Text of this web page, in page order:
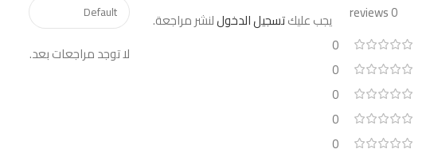
0 reviews
0
0
0
0
0
لا توجد مراجعات بعد.
يجب عليكتسجيل الدخوللنشر مراجعة.